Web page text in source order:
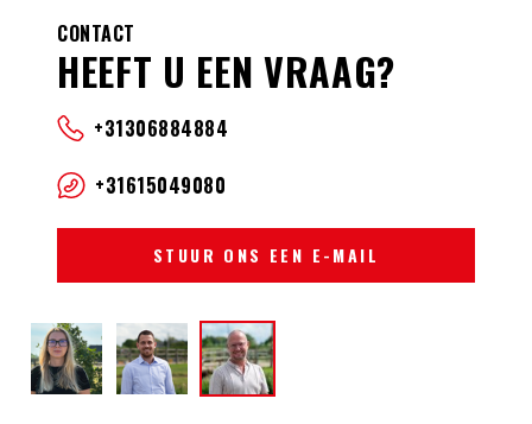
CONTACT
HEEFT U EEN VRAAG?
+31306884884
+31615049080
STUUR ONS EEN E-MAIL